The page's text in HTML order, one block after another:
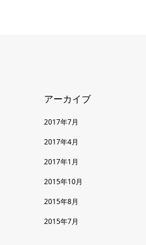
アーカイブ
2017年7月
2017年4月
2017年1月
2015年10月
2015年8月
2015年7月